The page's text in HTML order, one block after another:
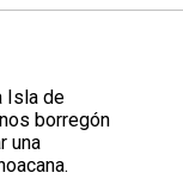
Isla de
borregón
una